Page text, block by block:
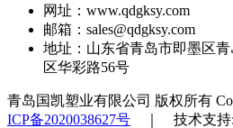
网址：www.qdgksy.com
邮箱：sales@qdgksy.com
地址：山东省青岛市即墨区
区华彩路56号
青岛国凯塑业有限公司 版权所有
ICP备2020038627号 ｜ 技术支持: